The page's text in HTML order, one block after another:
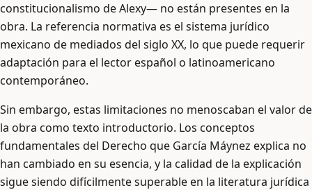
constitucionalismo de Alexy— no están presentes en la
obra. La referencia normativa es el sistema jurídico
mexicano de mediados del siglo XX, lo que puede requerir
adaptación para el lector español o latinoamericano
contemporáneo.
Sin embargo, estas limitaciones no menoscaban el valor de
la obra como texto introductorio. Los conceptos
fundamentales del Derecho que García Máynez explica no
han cambiado en su esencia, y la calidad de la explicación
sigue siendo difícilmente superable en la literatura jurídica